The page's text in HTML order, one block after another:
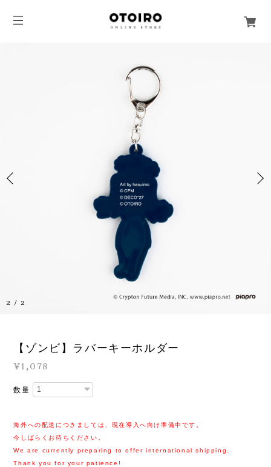
1/ 2
【ゾンビ】ラバーキーホルダー
¥1,078
数量
海外への配送につきましては、現在導入へ向け準備中です。
今しばらくお待ちください。
We are currently preparing to offer international shipping.
Thank you for your patience!